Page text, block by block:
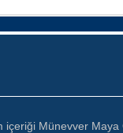
içeriği Münevver Maya